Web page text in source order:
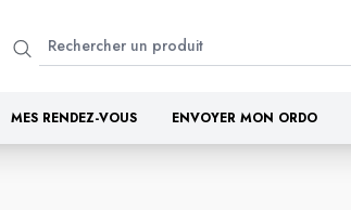
MES RENDEZ-VOUS ENVOYER MON ORDO